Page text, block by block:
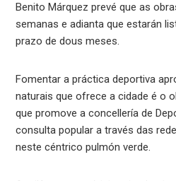
Benito Márquez prevé que as
semanas e adianta que estarán
prazo de dous meses.
Fomentar a práctica deportiva
naturais que ofrece a cidade é o
que promove a concellería de
consulta popular a través das
neste céntrico pulmón verde.